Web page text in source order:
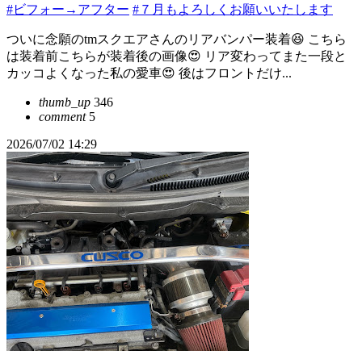
#ビフォー→アフター #７月もよろしくお願いいたします
ついに念願のtmスクエアさんのリアバンパー装着😆 こちら
は装着前こちらが装着後の画像😍 リア変わってまた一段と
カッコよくなった私の愛車😍 後はフロントだけ...
thumb_up 346
comment5
2026/07/02 14:29